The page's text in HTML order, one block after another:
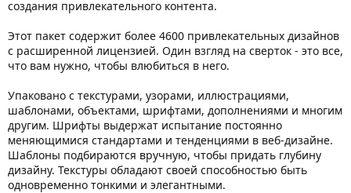
создания привлекательного контента.
Этот пакет содержит более 4600 привлекательных дизайнов
с расширенной лицензией. Один взгляд на сверток - это все,
что вам нужно, чтобы влюбиться в него.
Упаковано с текстурами, узорами, иллюстрациями,
шаблонами, объектами, шрифтами, дополнениями и многим
другим. Шрифты выдержат испытание постоянно
меняющимися стандартами и тенденциями в веб-дизайне.
Шаблоны подбираются вручную, чтобы придать глубину
дизайну. Текстуры обладают своей способностью быть
одновременно тонкими и элегантными.